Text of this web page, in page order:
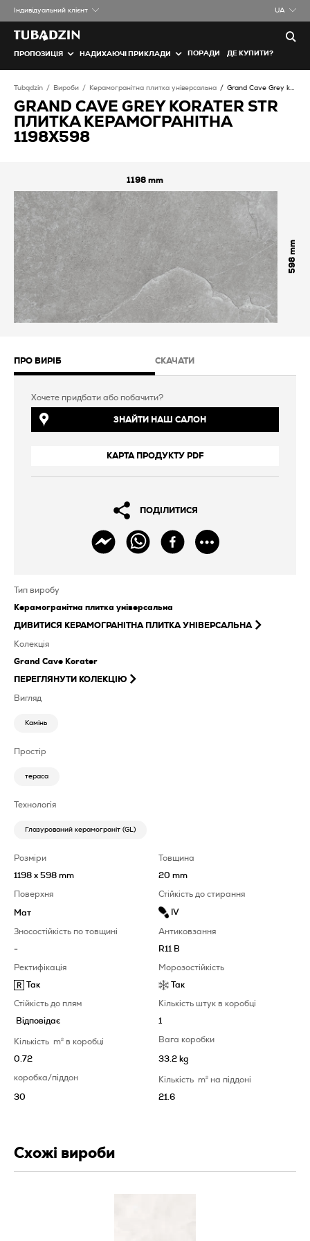
Iндивідуальний клієнт UA
ПРОПОЗИЦІЯ НАДИХАЮЧІ ПРИКЛАДИ ПОРАДИ ДЕ КУПИТИ?
Tubądzin Вироби Керамогранітна плитка універсальна Grand Cave Grey koraTER STR Плитка керамогранітна
GRAND CAVE GREY KORATER STR
ПЛИТКА КЕРАМОГРАНІТНА
1198X598
1198
598
ПРО ВИРІБ СКАЧАТИ
Хочете придбати або побачити?
ЗНАЙТИ НАШ САЛОН
КАРТА ПРОДУКТУ PDF
ПОДІЛИТИСЯ
Тип виробу
Керамогранітна плитка універсальна
ДИВИТИСЯ КЕРАМОГРАНІТНА ПЛИТКА УНІВЕРСАЛЬНА
Колекція
Grand Cave Korater
ПЕРЕГЛЯНУТИ КОЛЕКЦІЮ
Вигляд
Камінь
Простір
тераса
Технологія
Глазурований керамограніт (GL)
Розміри
1198 x 598 mm
Товщина
20 mm
Поверхня
Мат
Стійкість до стирання
IV
Зносостійкість по товщині
-
Антиковзання
R11 B
Ректифікація
Так
Морозостійкість
Так
Стійкість до плям
Відповідає
Кількість штук в коробці
1
Кількість m2 в коробці
0.72
Вага коробки
33.2 kg
коробка/піддон
30
Кількістьm2 на піддоні
21.6
Схожі вироби